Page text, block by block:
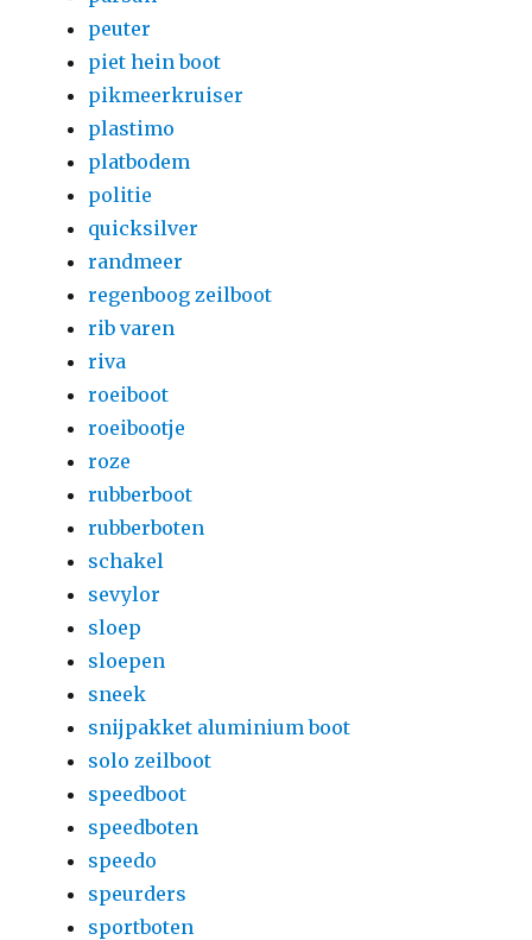
peuter
piet hein boot
pikmeerkruiser
plastimo
platbodem
politie
quicksilver
randmeer
regenboog zeilboot
rib varen
riva
roeiboot
roeibootje
roze
rubberboot
rubberboten
schakel
sevylor
sloep
sloepen
sneek
snijpakket aluminium boot
solo zeilboot
speedboot
speedboten
speedo
speurders
sportboten